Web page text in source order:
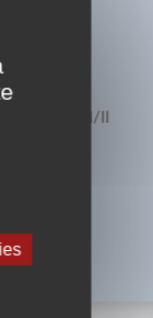
siècle II/II